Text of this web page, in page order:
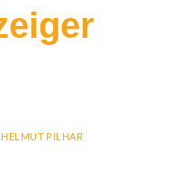
HELMUT PILHAR